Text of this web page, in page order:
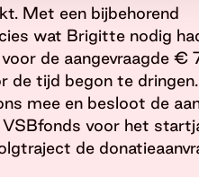
Met een bijbehorend
wat Brigitte nodig
voor de aangevraagde €
de tijd begon te
mee en besloot de
VSBfonds voor het
de